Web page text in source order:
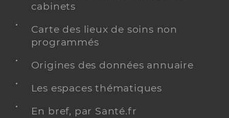
cabinets
Carte des lieux de soins non
programmés
Origines des données annuaire
Les espaces thématiques
En bref, par Santé.fr